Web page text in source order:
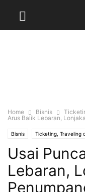
Home Bisnis
Arus Balik Lebaran,
Bisnis Ticketing, Traveling
Usai
Lebaran,